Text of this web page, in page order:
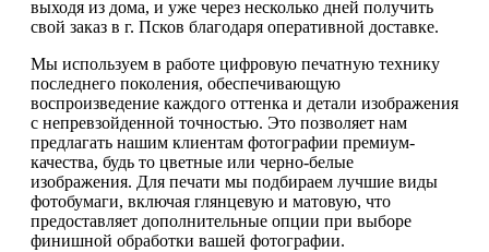
выходя из дома, и уже через несколько дней получить
свой заказ в г. Псков благодаря оперативной доставке.
Мы используем в работе цифровую печатную технику
последнего поколения, обеспечивающую
воспроизведение каждого оттенка и детали изображения
с непревзойденной точностью. Это позволяет нам
предлагать нашим клиентам фотографии премиум-
качества, будь то цветные или черно-белые
изображения. Для печати мы подбираем лучшие виды
фотобумаги, включая глянцевую и матовую, что
предоставляет дополнительные опции при выборе
финишной обработки вашей фотографии.